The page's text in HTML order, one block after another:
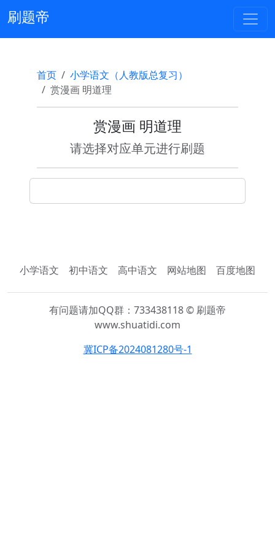
刷题帝
首页
小学语文（人教版总复习）
赏漫画 明道理
赏漫画 明道理
请选择对应单元进行刷题
小学语文 初中语文 高中语文 网站地图 百度地图
有问题请加QQ群：733438118 © 刷题帝
www.shuatidi.com
冀ICP备2024081280号-1